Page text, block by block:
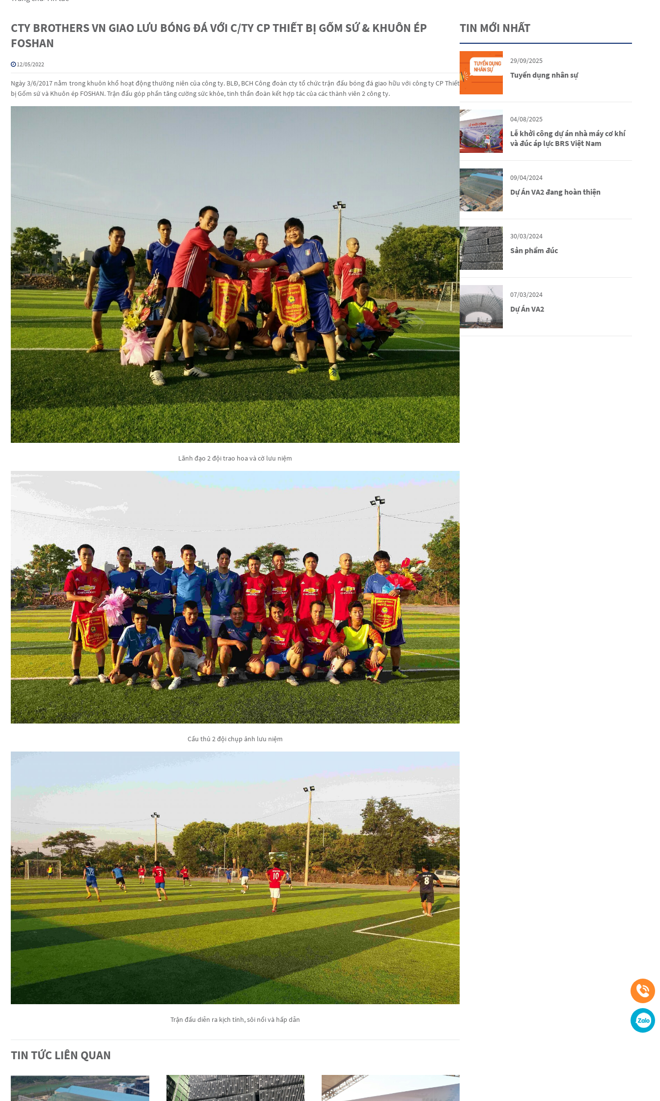
CTY BROTHERS VN GIAO LƯU BÓNG ĐÁ VỚI C/TY CP THIẾT BỊ GỐM SỨ & KHUÔN ÉP
FOSHAN
12/05/2022
Ngày 3/6/2017 nằm trong khuôn khổ hoạt động thường niên của công ty. BLĐ, BCH Công đoàn cty tổ chức trận đấu bóng đá giao hữu với công ty CP Thiết
bị Gốm sứ và Khuôn ép FOSHAN. Trận đấu góp phần tăng cường sức khỏe, tinh thần đoàn kết hợp tác của các thành viên 2 công ty.
Lãnh đạo 2 đội trao hoa và cờ lưu niệm
Cầu thủ 2 đội chụp ảnh lưu niệm
Trận đấu diễn ra kịch tính, sôi nổi và hấp dẫn
TIN TỨC LIÊN QUAN
TIN MỚI NHẤT
29/09/2025
Tuyển dụng nhân sự
04/08/2025
Lễ khởi công dự án nhà máy cơ khí
và đúc áp lực BRS Việt Nam
09/04/2024
Dự Án VA2 đang hoàn thiện
30/03/2024
Sản phẩm đúc
07/03/2024
Dự Án VA2